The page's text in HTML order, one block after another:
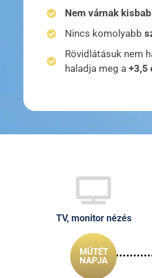
Nem várnak
Nincs komolyabb
Rövidlátásuk nem
haladja meg a +3,5
TV, monitor nézés
MŰTÉT
NAPJA